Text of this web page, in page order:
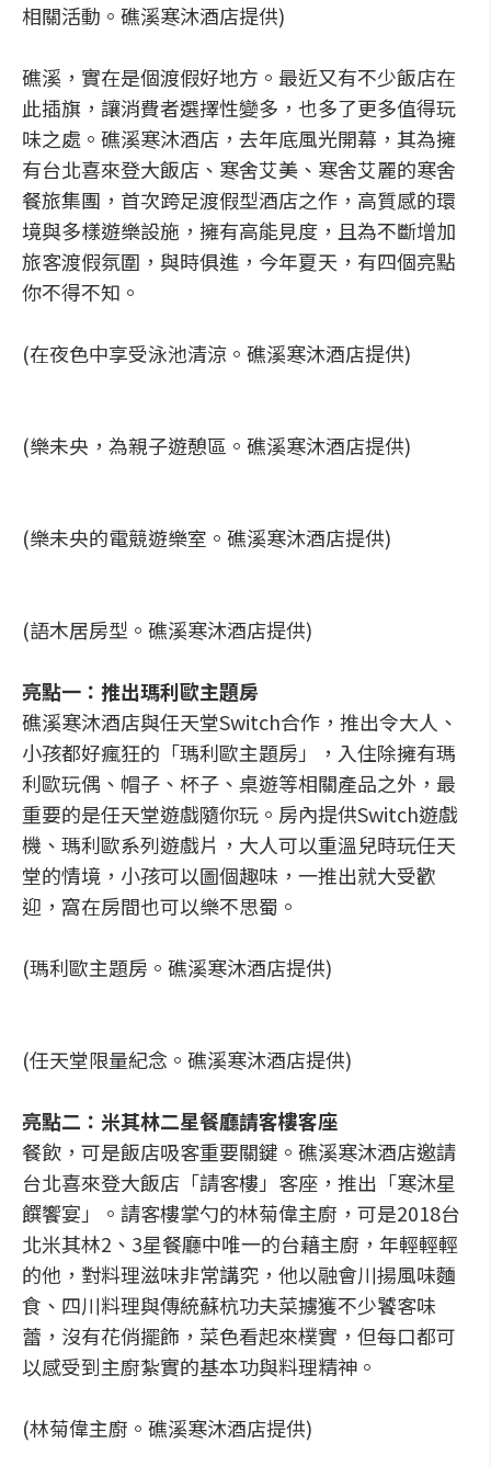
相關活動。礁溪寒沐酒店提供)
礁溪，實在是個渡假好地方。最近又有不少飯店在
此插旗，讓消費者選擇性變多，也多了更多值得玩
味之處。礁溪寒沐酒店，去年底風光開幕，其為擁
有台北喜來登大飯店、寒舍艾美、寒舍艾麗的寒舍
餐旅集團，首次跨足渡假型酒店之作，高質感的環
境與多樣遊樂設施，擁有高能見度，且為不斷增加
旅客渡假氛圍，與時俱進，今年夏天，有四個亮點
你不得不知。
(在夜色中享受泳池清涼。礁溪寒沐酒店提供)
(樂未央，為親子遊憩區。礁溪寒沐酒店提供)
(樂未央的電競遊樂室。礁溪寒沐酒店提供)
(語木居房型。礁溪寒沐酒店提供)
亮點一：推出瑪利歐主題房
礁溪寒沐酒店與任天堂Switch合作，推出令大人、
小孩都好瘋狂的「瑪利歐主題房」，入住除擁有瑪
利歐玩偶、帽子、杯子、桌遊等相關產品之外，最
重要的是任天堂遊戲隨你玩。房內提供Switch遊戲
機、瑪利歐系列遊戲片，大人可以重溫兒時玩任天
堂的情境，小孩可以圖個趣味，一推出就大受歡
迎，窩在房間也可以樂不思蜀。
(瑪利歐主題房。礁溪寒沐酒店提供)
(任天堂限量紀念。礁溪寒沐酒店提供)
亮點二：米其林二星餐廳請客樓客座
餐飲，可是飯店吸客重要關鍵。礁溪寒沐酒店邀請
台北喜來登大飯店「請客樓」客座，推出「寒沐星
饌饗宴」。請客樓掌勺的林菊偉主廚，可是2018台
北米其林2、3星餐廳中唯一的台藉主廚，年輕輕輕
的他，對料理滋味非常講究，他以融會川揚風味麵
食、四川料理與傳統蘇杭功夫菜擄獲不少饕客味
蕾，沒有花俏擺飾，菜色看起來樸實，但每口都可
以感受到主廚紮實的基本功與料理精神。
(林菊偉主廚。礁溪寒沐酒店提供)